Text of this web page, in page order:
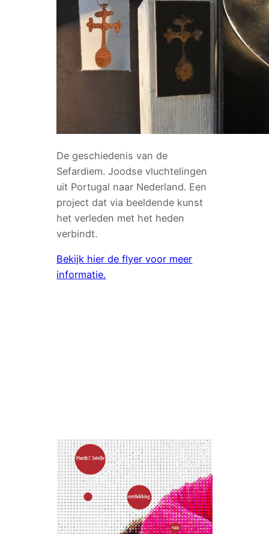
De geschiedenis van de
Sefardiem. Joodse vluchtelingen
uit Portugal naar Nederland. Een
project dat via beeldende kunst
het verleden met het heden
verbindt.
Bekijk hier de flyer voor meer
informatie.